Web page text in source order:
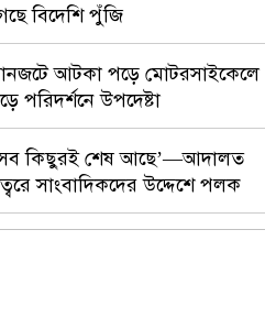
বিদেশি পুঁজি
আটকা পড়ে মোটরসাইকেলে
পরিদর্শনে উপদেষ্টা
কিছুরই শেষ আছে’—আদালত
সাংবাদিকদের উদ্দেশে পলক